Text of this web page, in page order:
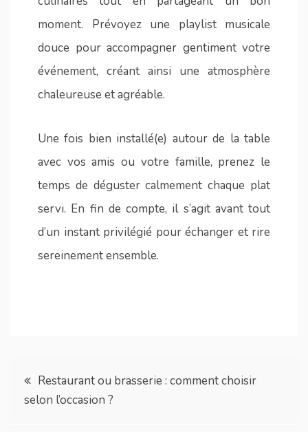
moment. Prévoyez une playlist musicale
douce pour accompagner gentiment votre
événement, créant ainsi une atmosphère
chaleureuse et agréable.
Une fois bien installé(e) autour de la table
avec vos amis ou votre famille, prenez le
temps de déguster calmement chaque plat
servi. En fin de compte, il s’agit avant tout
d’un instant privilégié pour échanger et rire
sereinement ensemble.
Navigation
de
Restaurant ou brasserie : comment choisir
selon l’occasion ?